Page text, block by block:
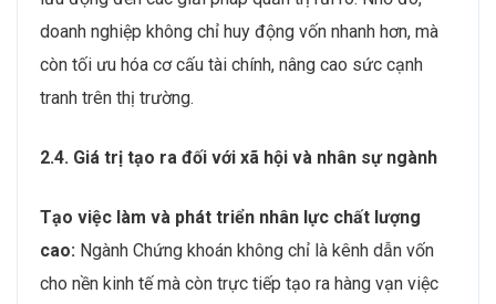
doanh nghiệp không chỉ huy động vốn nhanh hơn, mà
còn tối ưu hóa cơ cấu tài chính, nâng cao sức cạnh
tranh trên thị trường.
2.4. Giá trị tạo ra đối với xã hội và nhân sự ngành
Tạo việc làm và phát triển nhân lực chất lượng
cao: Ngành Chứng khoán không chỉ là kênh dẫn vốn
cho nền kinh tế mà còn trực tiếp tạo ra hàng vạn việc